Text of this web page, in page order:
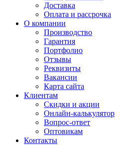
Доставка
Оплата и рассрочка
О компании
Производство
Гарантия
Портфолио
Отзывы
Реквизиты
Вакансии
Карта сайта
Клиентам
Скидки и акции
Онлайн-калькулятор
Вопрос-ответ
Оптовикам
Контакты